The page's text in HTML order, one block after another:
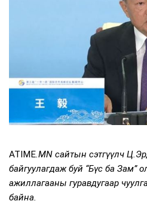
ATIME .MN сайтын сэтгүүлч
байгуулагдаж буй “Бүс ба Зам”
ажиллагааны гуравдугаар
байна.